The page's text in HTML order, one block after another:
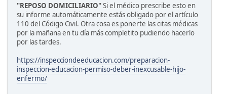
"REPOSO DOMICILIARIO"Si el médico prescribe esto en
su informe automáticamente estás obligado por el artículo
110 del Código Civil. Otra cosa es ponerte las citas médicas
por la mañana en tu día más completito pudiendo hacerlo
por las tardes.
https://inspecciondeeducacion.com/preparacion-
inspeccion-educacion-permiso-deber-inexcusable-hijo-
enfermo/